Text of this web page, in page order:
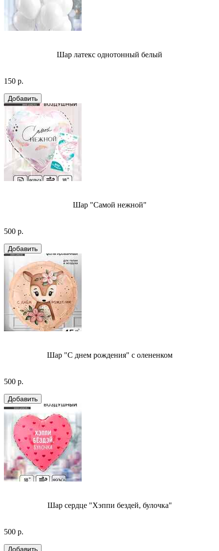
Шар латекс однотонный белый
150 р.
Шар "Самой нежной"
500 р.
Шар "С днем рождения" с олененком
500 р.
Шар сердце "Хэппи бездей, булочка"
500 р.